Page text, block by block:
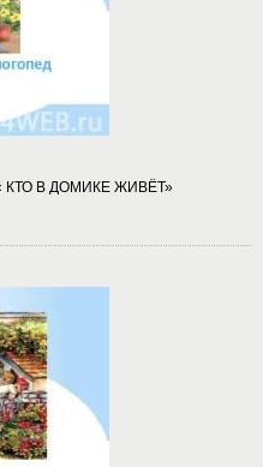
« КТО В ДОМИКЕ ЖИВЁТ»